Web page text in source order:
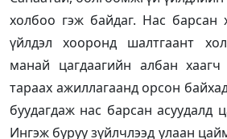
холбоо гэж байдаг. Нас барсан
үйлдэл хооронд шалтгаант
манай цагдаагийн албан
тараах ажиллагаанд орсон
буудагдаж нас барсан асуудалд
Ингэж буруу зүйлчлээд улаан